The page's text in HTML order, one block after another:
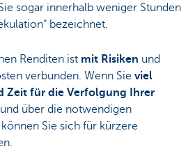
sogar innerhalb weniger Stunden
bezeichnet.
Renditen ist mit Risiken und
verbunden. Wenn Sie viel
Zeit für die Verfolgung Ihrer
über die notwendigen
Sie sich für kürzere